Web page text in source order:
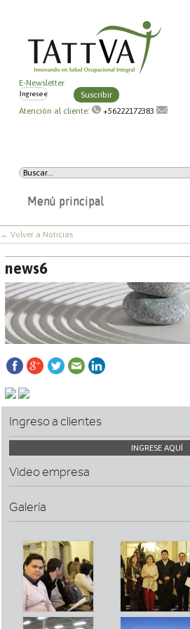
E-Newsletter
Suscribir
Atención al cliente:
+56222172383
Menú principal
← Volver a Noticias
news6
Ingreso a clientes
INGRESE AQUÍ
Video empresa
Galería